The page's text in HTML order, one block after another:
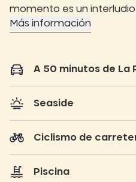
momento es un
Más información
A 50 minutos de La
Seaside
Ciclismo de
Piscina